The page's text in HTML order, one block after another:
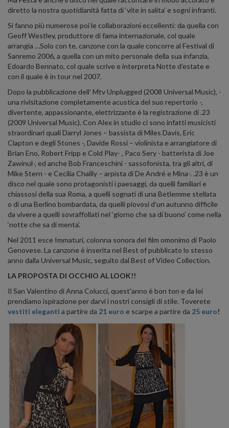
diretto la nostra quotidianità fatta di ‘vite in salita’ e sogni infranti.
Si fanno più numerose poi le collaborazioni eccellenti: da quella con
Geoff Westley, produttore di fama internazionale, col quale
arrangia …Solo con te, canzone con la quale concorre al Festival di
Sanremo 2006, a quella con un mito personale della sua infanzia,
Edoardo Bennato, col quale scrive e interpreta Notte d’estate e
con il quale è in tour nel 2007.
Dopo la pubblicazione dell’ Mtv Unplugged (2008 Universal Music), -
una rivisitazione completamente acustica del suo repertorio -,
divertente, appassionante, elettrizzante è la registrazione di .23
(2009 Universal Music). Con Alex in studio ci sono infatti musicisti
straordinari quali Darryl Jones – bassista di Miles Davis, Eric
Clapton e degli Stones -, Davide Rossi – violinista e arrangiatore di
Brian Eno, Robert Fripp e Cold Play- , Paco Sery - batterista di Joe
Zawinul-, ed anche Bob Franceschini - sassofonista, tra gli altri, di
Mike Stern - e Cecilia Chailly – arpista di De André e Mina-. .23 è un
disco nel quale sono protagonisti i paesaggi, da quelli familiari e
chiassosi della sua Roma, a quelli sognati di una Betlemme stellata
o di una Berlino bombardata, da quelli piovosi d’un autunno difficile
da vivere a quelli sovraffollati nel ‘giorno che sa di buono’ come nella
‘notte che sa di menta’.
Nel 2011 esce Immaturi, colonna sonora del film omonimo di Paolo
Genovese. La canzone è inserita nel Best of pubblicato lo stesso
anno dalla Universal Music, seguito dal Best of Video Collection.
LA PROPOSTA DI OCCHIO AL LOOK!!
Il San Valentino di Anna Colucci, quest'anno è bon ton e da lei
prendiamo ispirazione per darvi i nostri consigli di stile. Toverete
vestiti eleganti a partire da 21 euro e scarpe a partire da 25 euro!